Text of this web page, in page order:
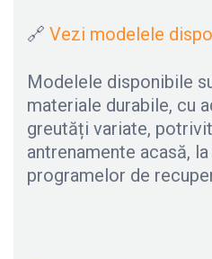
🔗 Vezi modelele
Modelele disponibile
materiale durabile, cu
greutăți variate,
antrenamente acasă,
programelor de